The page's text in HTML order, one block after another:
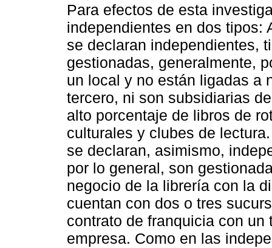
Para efectos de esta
independientes en dos tipos:
se declaran independientes,
gestionadas, generalmente,
un local y no están ligadas a
tercero, ni son subsidiarias
alto porcentaje de libros de
culturales y clubes de
se declaran, asimismo,
por lo general, son
negocio de la librería con la
cuentan con dos o tres
contrato de franquicia con
empresa. Como en las